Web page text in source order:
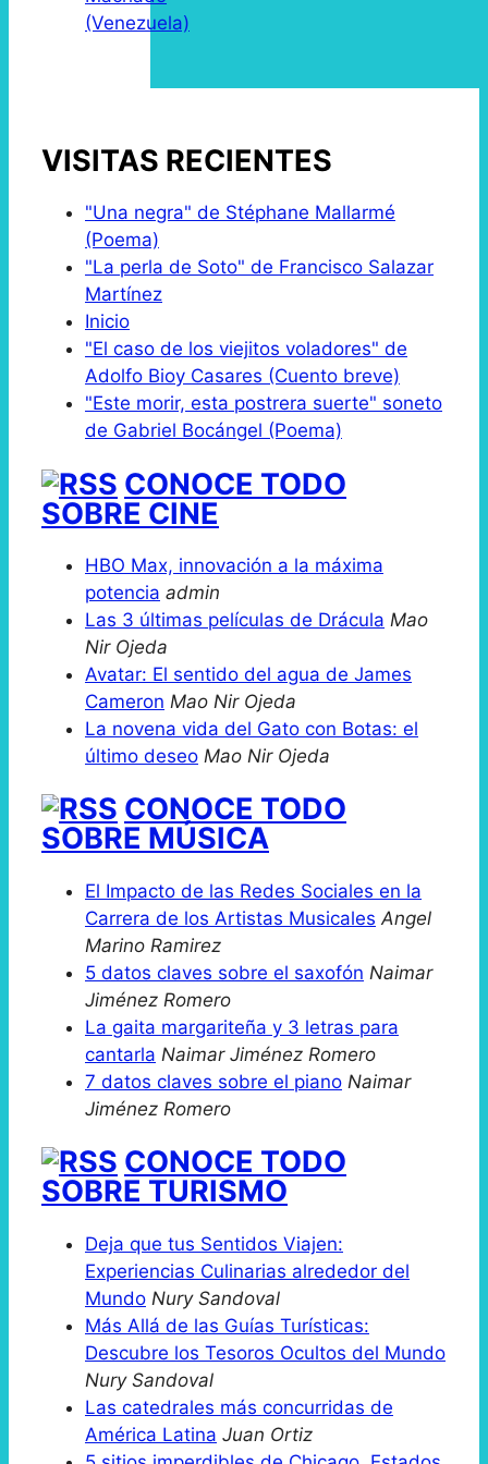
(Venezuela)
VISITAS RECIENTES
"Una negra" de Stéphane Mallarmé
(Poema)
"La perla de Soto" de Francisco Salazar
Martínez
Inicio
"El caso de los viejitos voladores" de
Adolfo Bioy Casares (Cuento breve)
"Este morir, esta postrera suerte" soneto
de Gabriel Bocángel (Poema)
CONOCE TODO
SOBRE CINE
HBO Max, innovación a la máxima
potencia admin
Las 3 últimas películas de Drácula Mao
Nir Ojeda
Avatar: El sentido del agua de James
Cameron Mao Nir Ojeda
La novena vida del Gato con Botas: el
último deseo Mao Nir Ojeda
CONOCE TODO
SOBRE MÚSICA
El Impacto de las Redes Sociales en la
Carrera de los Artistas Musicales Angel
Marino Ramirez
5 datos claves sobre el saxofón Naimar
Jiménez Romero
La gaita margariteña y 3 letras para
cantarla Naimar Jiménez Romero
7 datos claves sobre el piano Naimar
Jiménez Romero
CONOCE TODO
SOBRE TURISMO
Deja que tus Sentidos Viajen:
Experiencias Culinarias alrededor del
Mundo Nury Sandoval
Más Allá de las Guías Turísticas:
Descubre los Tesoros Ocultos del Mundo
Nury Sandoval
Las catedrales más concurridas de
América Latina Juan Ortiz